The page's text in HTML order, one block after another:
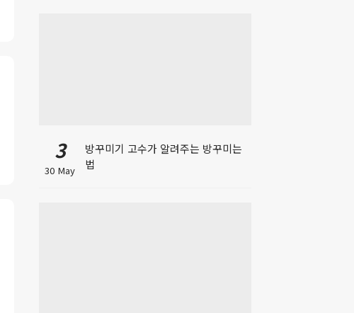
3
30 May
방꾸미기 고수가 알려주는 방꾸미는
법